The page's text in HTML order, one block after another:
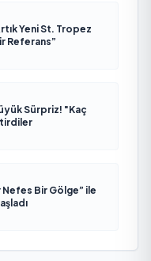
Yeni St. Tropez
Referans”
Sürpriz! "Kaç
Nefes Bir Gölge” ile